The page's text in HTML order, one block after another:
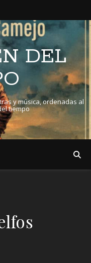
DEL
y música, ordenadas al
tiempo